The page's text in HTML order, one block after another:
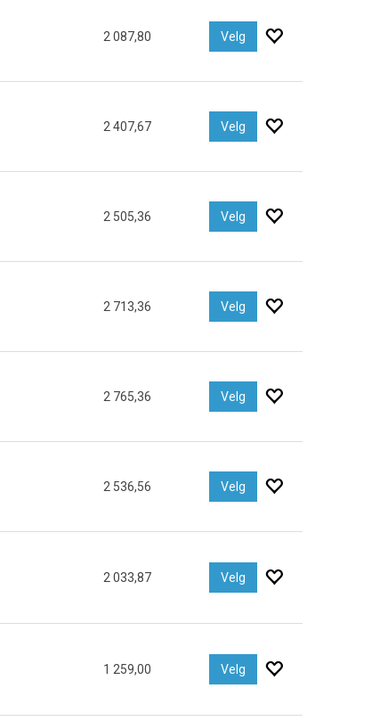
2 087,80 Velg
2 407,67 Velg
2 505,36 Velg
2 713,36 Velg
2 765,36 Velg
2 536,56 Velg
2 033,87 Velg
1 259,00 Velg